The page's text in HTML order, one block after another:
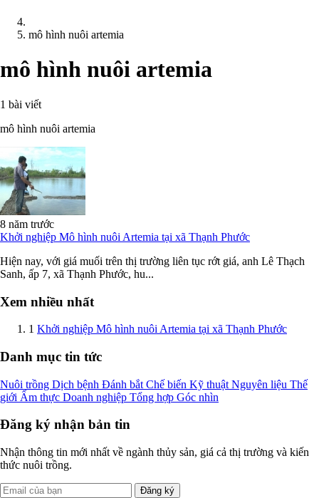
mô hình nuôi artemia
mô hình nuôi artemia
1 bài viết
mô hình nuôi artemia
8 năm trước
Khởi nghiệp Mô hình nuôi Artemia tại xã Thạnh Phước
Hiện nay, với giá muối trên thị trường liên tục rớt giá, anh Lê Thạch
Sanh, ấp 7, xã Thạnh Phước, hu...
Xem nhiều nhất
1 Khởi nghiệp Mô hình nuôi Artemia tại xã Thạnh Phước
Danh mục tin tức
Nuôi trồng Dịch bệnh Đánh bắt Chế biến Kỹ thuật Nguyên liệu Thế
giới Ẩm thực Doanh nghiệp Tổng hợp Góc nhìn
Đăng ký nhận bản tin
Nhận thông tin mới nhất về ngành thủy sản, giá cả thị trường và kiến
thức nuôi trồng.
Đăng ký